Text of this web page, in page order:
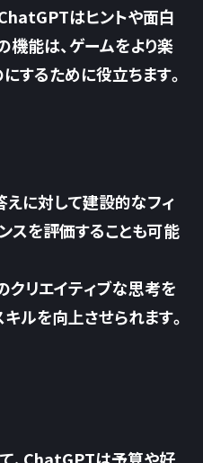
はヒントや面白
機能は、ゲームをより楽
するために役立ちます。
に対して建設的なフィ
スを評価することも可能
クリエイティブな思考を
ルを向上させられます。